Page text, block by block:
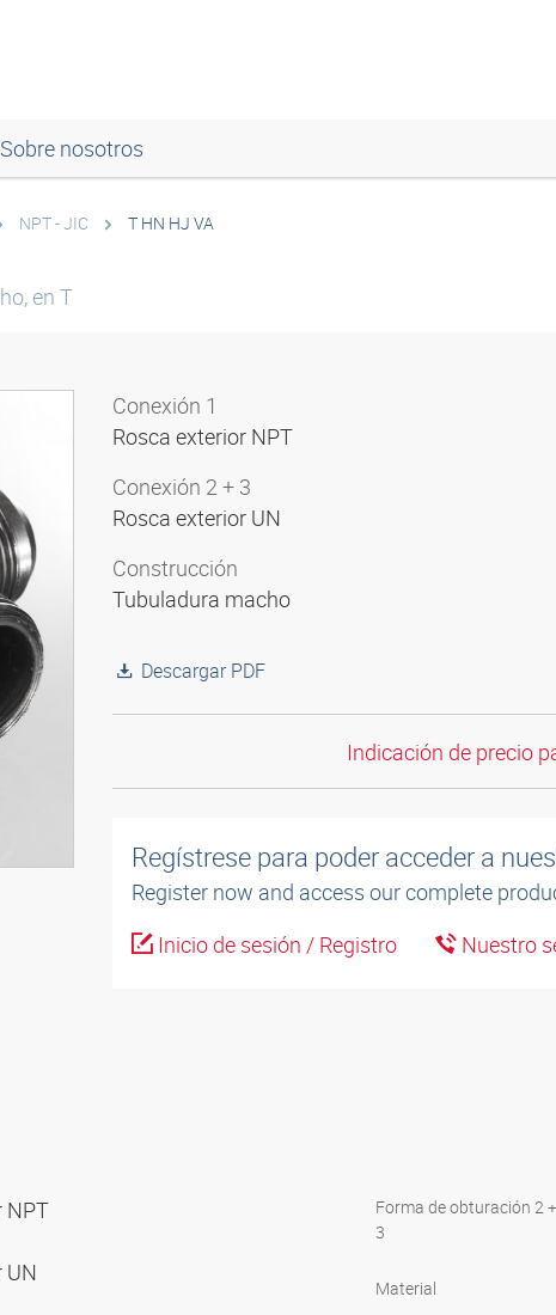
Sobre nosotros
NPT - JIC T HN HJ VA
en T
Conexión 1
Rosca exterior NPT
Conexión 2 + 3
Rosca exterior UN
Construcción
Tubuladura macho
Descargar PDF
Indicación de precio
Regístrese para poder acceder a
Register now and access our complete
Inicio de sesión / Registro
Nuestro
NPT
UN
Forma de obturación 2 +
3
Material